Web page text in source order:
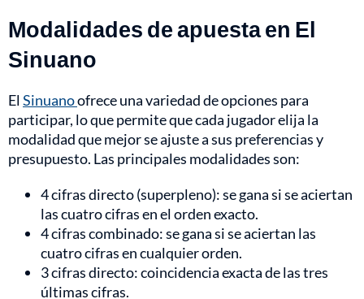
Modalidades de apuesta en El
Sinuano
ElSinuanoofrece una variedad de opciones para
participar, lo que permite que cada jugador elija la
modalidad que mejor se ajuste a sus preferencias y
presupuesto. Las principales modalidades son:
4 cifras directo (superpleno): se gana si se aciertan
las cuatro cifras en el orden exacto.
4 cifras combinado: se gana si se aciertan las
cuatro cifras en cualquier orden.
3 cifras directo: coincidencia exacta de las tres
últimas cifras.